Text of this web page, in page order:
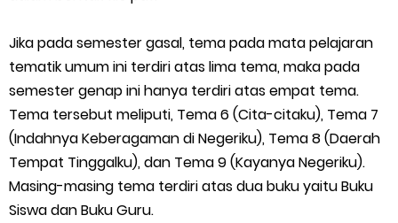
2026
Yang Dilakukan Proktor Sebelum Simulasi TKA
Juknis Pembelajaran pada Bulan Ramadan 2026
Cara Aktivasi PTK di EMIS GTK
Jika pada semester gasal, tema pada mata pelajaran
tematik umum ini terdiri atas lima tema, maka pada
semester genap ini hanya terdiri atas empat tema.
Tema tersebut meliputi, Tema 6 (Cita-citaku), Tema 7
(Indahnya Keberagaman di Negeriku), Tema 8 (Daerah
Tempat Tinggalku), dan Tema 9 (Kayanya Negeriku).
Masing-masing tema terdiri atas dua buku yaitu Buku
Siswa dan Buku Guru.